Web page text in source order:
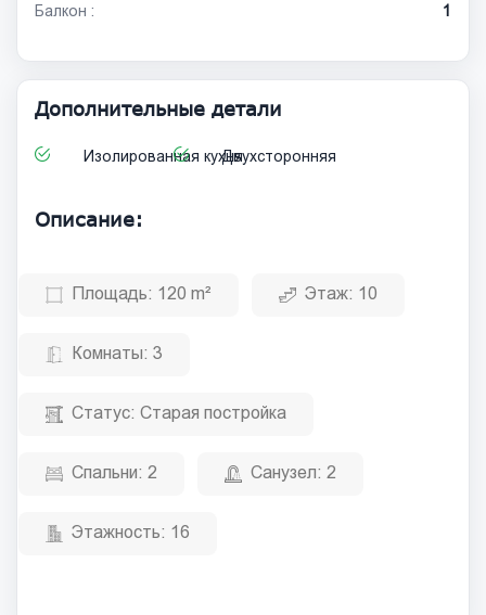
Балкон : 1
Дополнительные детали
Изолированная кухняДвухсторонняя
Описание:
Площадь: 120 m² Этаж: 10
Комнаты: 3
Статус: Старая постройка
Спальни: 2 Санузел: 2
Этажность: 16